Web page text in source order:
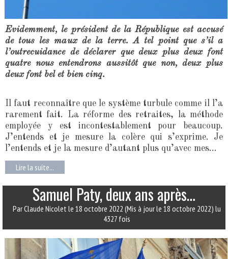
Evidemment, le président de la République est accusé
de tous les maux de la terre. A tel point que s’il a
l’outrecuidance de déclarer que deux plus deux font
quatre nous entendrons aussitôt que non, deux plus
deux font bel et bien cinq.
Il faut reconnaître que le système turbule comme il l’a
rarement fait. La réforme des retraites, la méthode
employée y est incontestablement pour beaucoup.
J’entends et je mesure la colère qui s’exprime. Je
l’entends et je la mesure d’autant plus qu’avec mes...
Lire la suite...
Samuel Paty, deux ans après…
Par Claude Nicoletle 18 octobre 2022 (Mis à jour le 18 octobre 2022) lu
4327 fois